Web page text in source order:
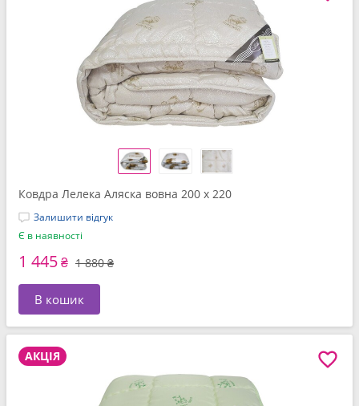
Ковдра Лелека Аляска вовна 200 x 220
Залишити відгук
Є в наявності
1 445₴ 1 880 ₴
В кошик
АКЦІЯ